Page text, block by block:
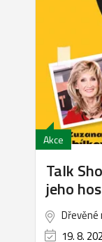
Akce
Talk
jeho
19. 8.